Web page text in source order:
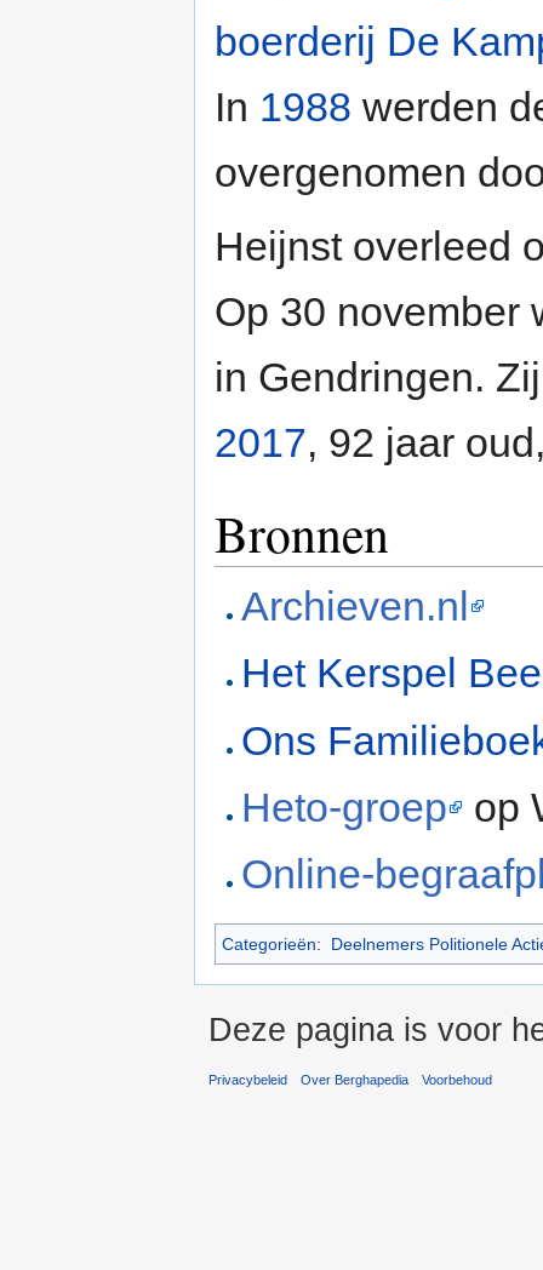
boerderij De
In 1988 werden
overgenomen
Heijnst overleed
Op 30 november
in Gendringen.
2017, 92 jaar
Bronnen
Archieven.nl
Het Kerspel
Ons
Heto-groep
op
Online-
Categorieën: Deelnemers Politionele
Deze pagina is voor
Privacybeleid Over Berghapedia Voorbehoud